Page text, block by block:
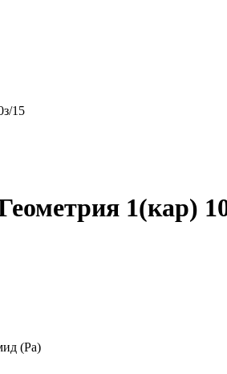
15
1(кар)
(Pa)